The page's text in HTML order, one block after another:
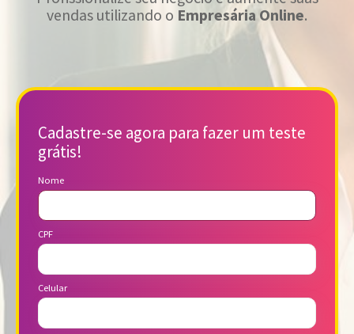
vendas utilizando o Empresária Online.
Cadastre-se agora para fazer um teste
grátis!
Nome
CPF
Celular